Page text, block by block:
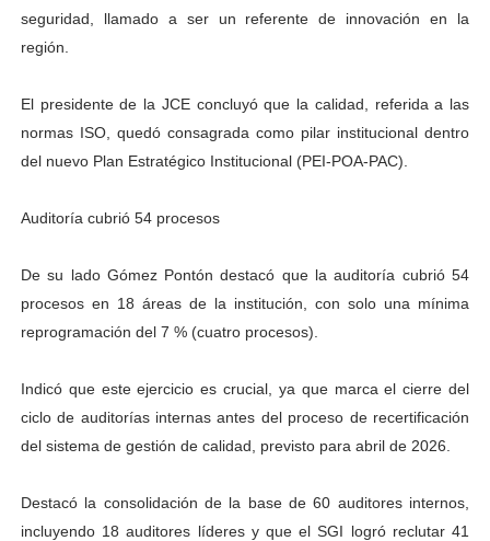
seguridad, llamado a ser un referente de innovación en la
región.
El presidente de la JCE concluyó que la calidad, referida a las
normas ISO, quedó consagrada como pilar institucional dentro
del nuevo Plan Estratégico Institucional (PEI-POA-PAC).
Auditoría cubrió 54 procesos
De su lado Gómez Pontón destacó que la auditoría cubrió 54
procesos en 18 áreas de la institución, con solo una mínima
reprogramación del 7 % (cuatro procesos).
Indicó que este ejercicio es crucial, ya que marca el cierre del
ciclo de auditorías internas antes del proceso de recertificación
del sistema de gestión de calidad, previsto para abril de 2026.
Destacó la consolidación de la base de 60 auditores internos,
incluyendo 18 auditores líderes y que el SGI logró reclutar 41